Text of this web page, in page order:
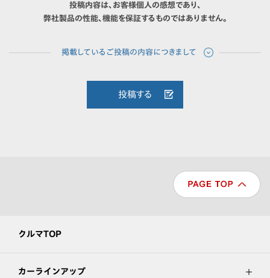
投稿内容は、お客様個人の感想であり、
弊社製品の性能、機能を保証するものではありません。
投稿する
クルマTOP
カーラインアップ